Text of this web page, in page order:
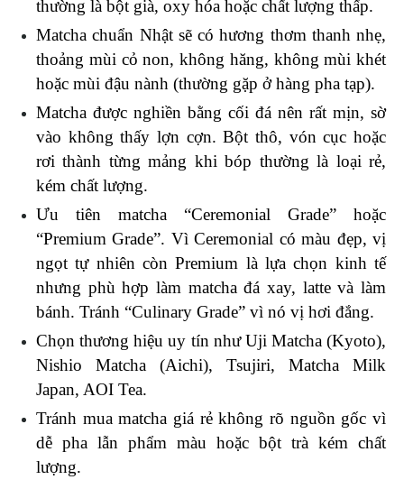
thường là bột già, oxy hóa hoặc chất lượng thấp.
Matcha chuẩn Nhật sẽ có hương thơm thanh nhẹ,
thoảng mùi cỏ non, không hăng, không mùi khét
hoặc mùi đậu nành (thường gặp ở hàng pha tạp).
Matcha được nghiền bằng cối đá nên rất mịn, sờ
vào không thấy lợn cợn. Bột thô, vón cục hoặc
rơi thành từng mảng khi bóp thường là loại rẻ,
kém chất lượng.
Ưu tiên matcha “Ceremonial Grade” hoặc
“Premium Grade”. Vì Ceremonial có màu đẹp, vị
ngọt tự nhiên còn Premium là lựa chọn kinh tế
nhưng phù hợp làm matcha đá xay, latte và làm
bánh. Tránh “Culinary Grade” vì nó vị hơi đắng.
Chọn thương hiệu uy tín như Uji Matcha (Kyoto),
Nishio Matcha (Aichi), Tsujiri, Matcha Milk
Japan, AOI Tea.
Tránh mua matcha giá rẻ không rõ nguồn gốc vì
dễ pha lẫn phẩm màu hoặc bột trà kém chất
lượng.